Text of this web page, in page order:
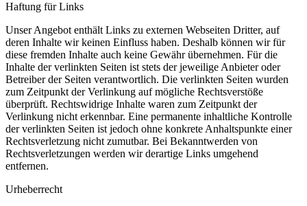
Haftung für Links
Unser Angebot enthält Links zu externen Webseiten Dritter, auf
deren Inhalte wir keinen Einfluss haben. Deshalb können wir für
diese fremden Inhalte auch keine Gewähr übernehmen. Für die
Inhalte der verlinkten Seiten ist stets der jeweilige Anbieter oder
Betreiber der Seiten verantwortlich. Die verlinkten Seiten wurden
zum Zeitpunkt der Verlinkung auf mögliche Rechtsverstöße
überprüft. Rechtswidrige Inhalte waren zum Zeitpunkt der
Verlinkung nicht erkennbar. Eine permanente inhaltliche Kontrolle
der verlinkten Seiten ist jedoch ohne konkrete Anhaltspunkte einer
Rechtsverletzung nicht zumutbar. Bei Bekanntwerden von
Rechtsverletzungen werden wir derartige Links umgehend
entfernen.
Urheberrecht